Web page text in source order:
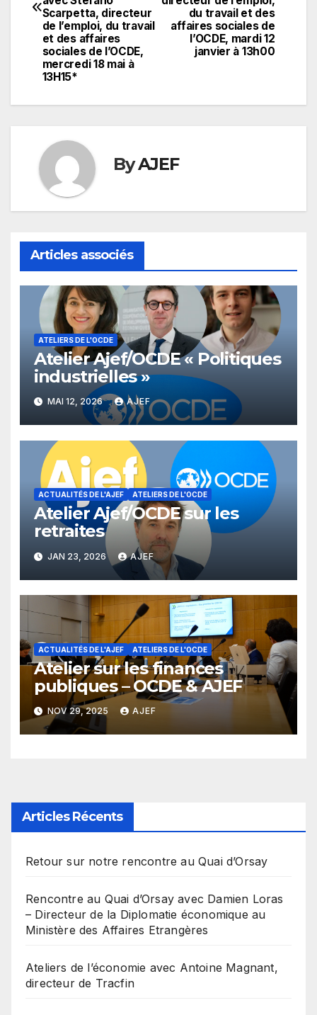
du travail et des
affaires sociales de
l’OCDE, mardi 12
janvier à 13h00
Scarpetta, directeur
de l’emploi, du travail
et des affaires
sociales de l’OCDE,
mercredi 18 mai à
13H15*
ByAJEF
Articles associés
ATELIERS DE L'OCDE
Atelier Ajef/OCDE « Politiques
industrielles »
MAI 12, 2026 AJEF
ACTUALITÉS DE L'AJEF ATELIERS DE L'OCDE
Atelier Ajef/OCDE sur les
retraites
JAN 23, 2026 AJEF
ACTUALITÉS DE L'AJEF ATELIERS DE L'OCDE
Atelier sur les finances
publiques – OCDE & AJEF
NOV 29, 2025 AJEF
Articles Récents
Retour sur notre rencontre au Quai d’Orsay
Rencontre au Quai d’Orsay avec Damien Loras
– Directeur de la Diplomatie économique au
Ministère des Affaires Etrangères
Ateliers de l’économie avec Antoine Magnant,
directeur de Tracfin